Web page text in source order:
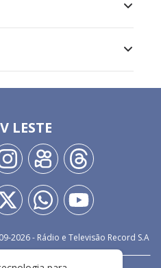
LESTE
2026- Rádio e Televisão Record S.A